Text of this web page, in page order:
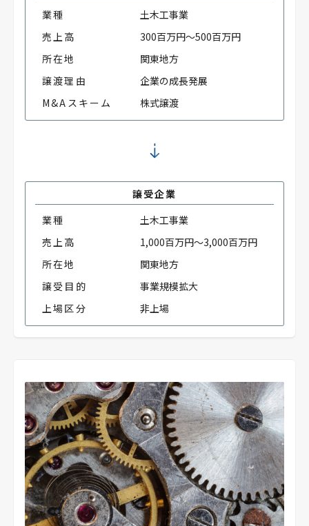
業種
土木工事業
売上高
300百万円～500百万円
所在地
関東地方
譲渡理由
企業の成長発展
M&Aスキーム
株式譲渡
譲受企業
業種
土木工事業
売上高
1,000百万円～3,000百万円
所在地
関東地方
譲受目的
事業規模拡大
上場区分
非上場